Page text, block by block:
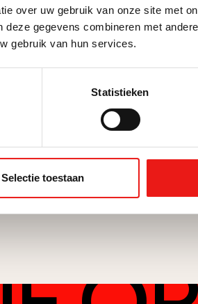
over uw gebruik van onze site met
gegevens combineren met
gebruik van hun services.
Statistieken
Selectie toestaan
is hierop van toepassing.